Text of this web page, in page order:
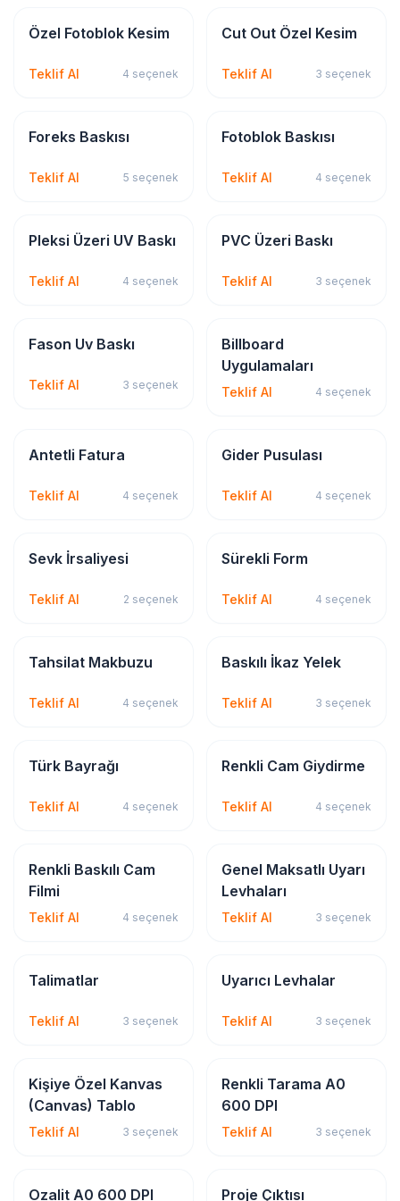
Dijital & Geniş Format
Özel Fotoblok Kesim
Teklif Al 4 seçenek
Dijital & Geniş Format
Cut Out Özel Kesim
Teklif Al 3 seçenek
Dijital & Geniş Format
Foreks Baskısı
Teklif Al 5 seçenek
Dijital & Geniş Format
Fotoblok Baskısı
Teklif Al 4 seçenek
Dijital & Geniş Format
Pleksi Üzeri UV Baskı
Teklif Al 4 seçenek
Dijital & Geniş Format
PVC Üzeri Baskı
Teklif Al 3 seçenek
Dijital & Geniş Format
Fason Uv Baskı
Teklif Al 3 seçenek
Tabela & Reklam
Billboard
Uygulamaları
Teklif Al 4 seçenek
Kırtasiye & Matbu
Antetli Fatura
Teklif Al 4 seçenek
Kırtasiye & Matbu
Gider Pusulası
Teklif Al 4 seçenek
Kırtasiye & Matbu
Sevk İrsaliyesi
Teklif Al 2 seçenek
Kırtasiye & Matbu
Sürekli Form
Teklif Al 4 seçenek
Kırtasiye & Matbu
Tahsilat Makbuzu
Teklif Al 4 seçenek
Tekstil Baskı
Baskılı İkaz Yelek
Teklif Al 3 seçenek
Bayrak & Flama
Türk Bayrağı
Teklif Al 4 seçenek
Sticker & Etiket
Renkli Cam Giydirme
Teklif Al 4 seçenek
Sticker & Etiket
Renkli Baskılı Cam
Filmi
Teklif Al 4 seçenek
İSG & Levha
Genel Maksatlı Uyarı
Levhaları
Teklif Al 3 seçenek
İSG & Levha
Talimatlar
Teklif Al 3 seçenek
İSG & Levha
Uyarıcı Levhalar
Teklif Al 3 seçenek
Dijital & Geniş Format
Kişiye Özel Kanvas
(Canvas) Tablo
Teklif Al 3 seçenek
Dijital & Geniş Format
Renkli Tarama A0
600 DPI
Teklif Al 3 seçenek
Dijital & Geniş Format
Ozalit A0 600 DPI Dijital & Geniş Format
Proje Çıktısı